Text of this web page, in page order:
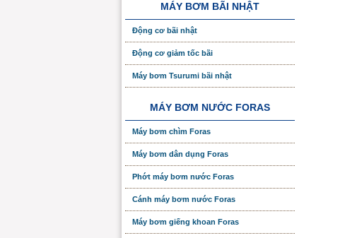
MÁY BƠM BÃI NHẬT
Động cơ bãi nhật
Động cơ giảm tốc bãi
Máy bơm Tsurumi bãi nhật
MÁY BƠM NƯỚC FORAS
Máy bơm chìm Foras
Máy bơm dân dụng Foras
Phớt máy bơm nước Foras
Cánh máy bơm nước Foras
Máy bơm giếng khoan Foras